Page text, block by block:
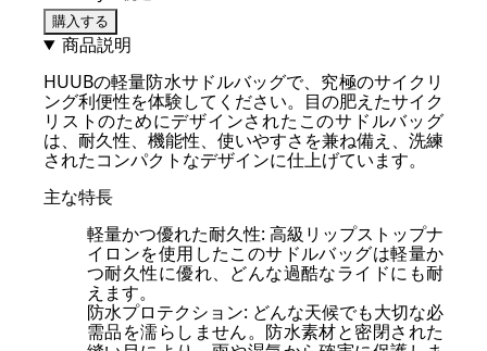
購入する
商品説明
HUUBの軽量防水サドルバッグで、究極のサイクリ
ング利便性を体験してください。目の肥えたサイク
リストのためにデザインされたこのサドルバッグ
は、耐久性、機能性、使いやすさを兼ね備え、洗練
されたコンパクトなデザインに仕上げています。
主な特長
軽量かつ優れた耐久性: 高級リップストップナ
イロンを使用したこのサドルバッグは軽量か
つ耐久性に優れ、どんな過酷なライドにも耐
えます。
防水プロテクション: どんな天候でも大切な必
需品を濡らしません。防水素材と密閉された